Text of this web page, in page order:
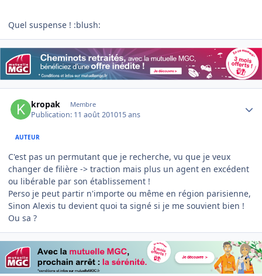
Quel suspense ! :blush:
kropak Membre
Publication: 11 août 201015 ans
AUTEUR
C'est pas un permutant que je recherche, vu que je veux
changer de filière -> traction mais plus un agent en excédent
ou libérable par son établissement !
Perso je peut partir n'importe ou même en région parisienne,
Sinon Alexis tu devient quoi ta signé si je me souvient bien !
Ou sa ?